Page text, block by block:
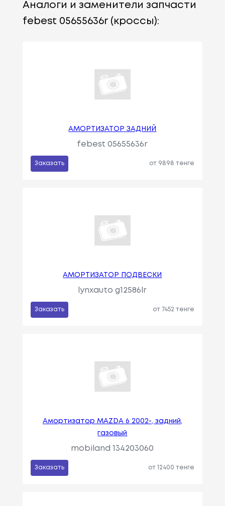
Аналоги и заменители запчасти
febest 05655636r (кроссы):
АМОРТИЗАТОР ЗАДНИЙ
febest 05655636r
Заказать от 9898 тенге
АМОРТИЗАТОР ПОДВЕСКИ
lynxauto g12586lr
Заказать от 7452 тенге
Амортизатор MAZDA 6 2002-, задний,
газовый
mobiland 134203060
Заказать от 12400 тенге